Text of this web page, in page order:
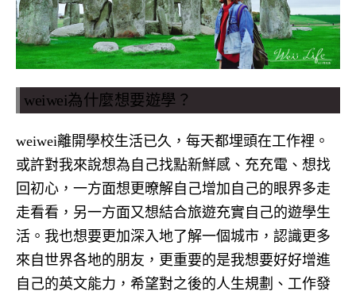
weiwei為什麼想要遊學？
weiwei離開學校生活已久，每天都埋頭在工作裡。
或許對我來說想為自己找點新鮮感、充充電、想找
回初心，一方面想更暸解自己增加自己的眼界多走
走看看，另一方面又想結合旅遊充實自己的遊學生
活。我也想要更加深入地了解一個城市，認識更多
來自世界各地的朋友，更重要的是我想要好好增進
自己的英文能力，希望對之後的人生規劃、工作發